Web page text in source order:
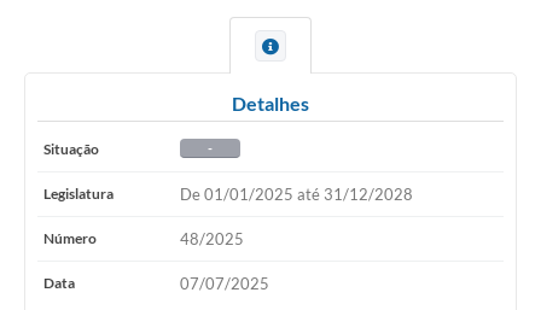
Detalhes
Situação -
Legislatura De 01/01/2025 até 31/12/2028
Número 48/2025
Data 07/07/2025